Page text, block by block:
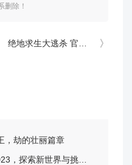
心部分，这促进了玩家之
服中文客户端 下载
下载
删除！
绝地求生大逃杀 官方中文正式版
，劫的壮丽篇章
探索新世界与挑战自我